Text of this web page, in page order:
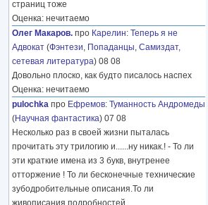
страниц тоже
Оценка: нечитаемо
Олег Макаров. про Карелин: Теперь я не
Адвокат (Фэнтези, Попаданцы, Самиздат,
сетевая литература) 08 08
Довольно плоско, как будто писалось наспех
Оценка: нечитаемо
pulochka про Ефремов: Туманность Андромеды
(Научная фантастика) 07 08
Несколько раз в своей жизни пыталась
прочитать эту трилогию и......ну никак.! - То ли
эти краткие имена из 3 букв, внутренее
отторжение ! То ли бесконечные технические
зубодробительные описания.То ли